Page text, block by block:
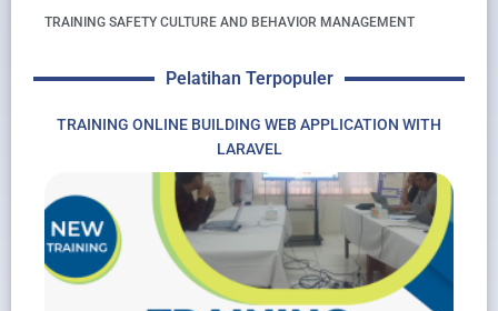
TRAINING SAFETY CULTURE AND BEHAVIOR MANAGEMENT
Pelatihan Terpopuler
TRAINING ONLINE BUILDING WEB APPLICATION WITH
LARAVEL